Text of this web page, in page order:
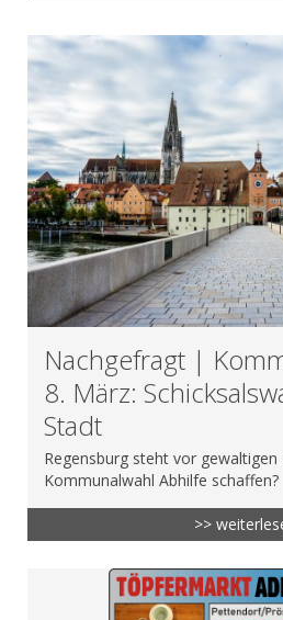
Nachgefragt |
8. März:
Stadt
Regensburg steht vor
Kommunalwahl Abhilfe schaffen?
>>